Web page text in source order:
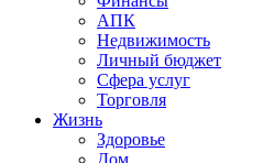
АПК
Недвижимость
Личный бюджет
Сфера услуг
Торговля
Жизнь
Здоровье
Дом